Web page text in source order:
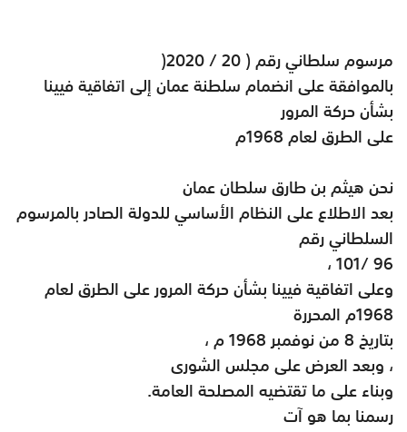
مرسوم سلطاني رقم ( 20 / 2020
)
بالموافقة على انضمام سلطنة عمان إلى اتفاقية فيينا
بشأن حركة المرور
على الطرق لعام 1968م
نحن هيثم بن طارق سلطان عمان
بعد الاطلاع على النظام الأساسي للدولة الصادر بالمرسوم
السلطاني رقم
101/ 96،
وعلى اتفاقية فيينا بشأن حركة المرور على الطرق لعام
1968م المحررة
بتاريخ 8 من نوفمبر 1968 م ،
وبعد العرض على مجلس الشورى ،
وبناء على ما تقتضيه المصلحة العامة.
رسمنا بما هو آت